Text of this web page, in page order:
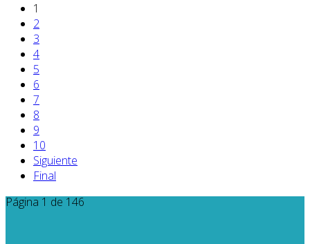
1
2
3
4
5
6
7
8
9
10
Siguiente
Final
Página 1 de 146